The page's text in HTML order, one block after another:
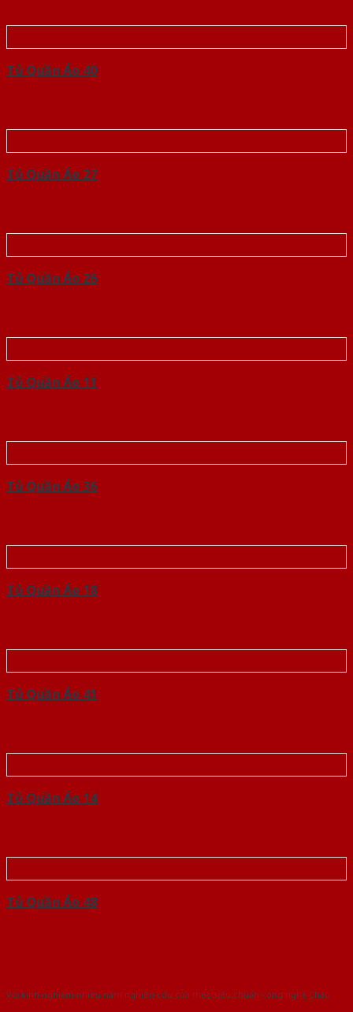
Tủ Quần Áo 40
Tủ Quần Áo 27
Tủ Quần Áo 26
Tủ Quần Áo 11
Tủ Quần Áo 36
Tủ Quần Áo 18
Tủ Quần Áo 41
Tủ Quần Áo 14
Tủ Quần Áo 48
Với kinh nghiệm nhiêu năm nghiên cứu cửa theo tiêu chuẩn công nghệ Châu
Âu.Chúng tôi tự tin là nhà sản xuất & cung cấp hàng đầu tại Việt Nam!